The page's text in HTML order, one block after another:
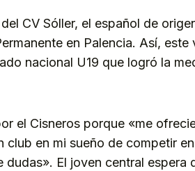
CV Sóller, el español de
en Palencia. Así,
nacional U19 que logró la
el Cisneros porque «me
club en mi sueño de competir
El joven central espera